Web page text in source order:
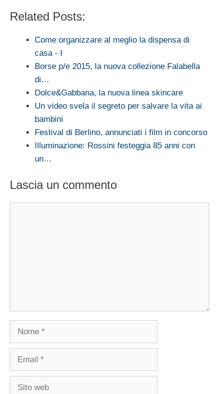
Related Posts:
Come organizzare al meglio la dispensa di
casa - I
Borse p/e 2015, la nuova collezione Falabella
di…
Dolce&Gabbana, la nuova linea skincare
Un video svela il segreto per salvare la vita ai
bambini
Festival di Berlino, annunciati i film in concorso
Illuminazione: Rossini festeggia 85 anni con
un…
Lascia un commento